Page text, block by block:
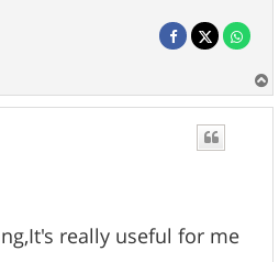
a
really useful for me